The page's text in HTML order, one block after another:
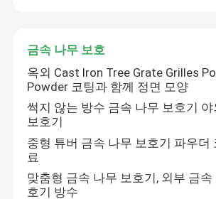
금속 나무 보호
옥외 Cast Iron Tree Grate Grilles
Powder 코팅과 함께 정면 모양
썩지 않는 방수 금속 나무 보호기 야
보호기
중형 튜버 금속 나무 보호기 파우더
료
맞춤형 금속 나무 보호기, 외부 금속
호기 방수